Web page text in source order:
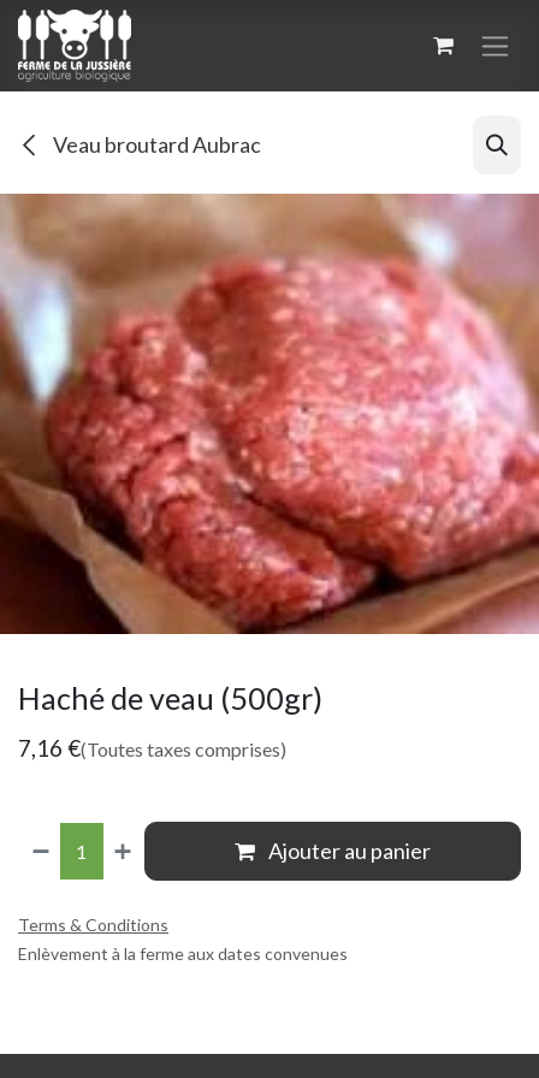
Se rendre au contenu
Veau broutard Aubrac
Haché de veau (500gr)
7,16 €(Toutes taxes comprises)
Ajouter au panier
Terms & Conditions
Enlèvement à la ferme aux dates convenues